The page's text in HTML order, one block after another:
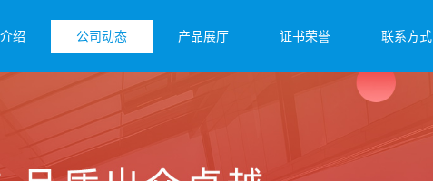
绍 公司动态 产品展厅 证书荣誉 联系方式